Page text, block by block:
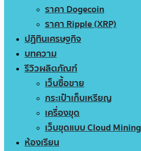
ราคา Dogecoin
ราคา Ripple (XRP)
ปฏิทินเศรษฐกิจ
บทความ
รีวิวผลิตภัณฑ์
เว็บซื้อขาย
กระเป๋าเก็บเหรียญ
เครื่องขุด
เว็บขุดแบบ Cloud Mining
ห้องเรียน